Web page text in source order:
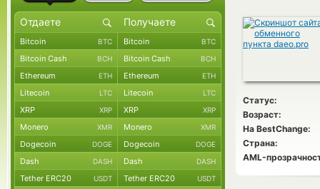
Статус:
Возраст:
На BestChange:
Страна:
AML-
Bitcoin BTC Bitcoin BTC
Bitcoin Cash BCH Bitcoin Cash BCH
Ethereum ETH Ethereum ETH
Litecoin LTC Litecoin LTC
XRP XRP XRP XRP
Monero XMR Monero XMR
Dogecoin DOGE Dogecoin DOGE
Dash DASH Dash DASH
Tether ERC20 USDT Tether ERC20 USDT